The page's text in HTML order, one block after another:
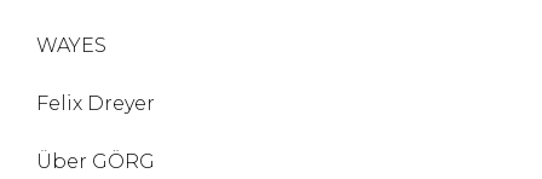
WAYES
Felix Dreyer
Über GÖRG